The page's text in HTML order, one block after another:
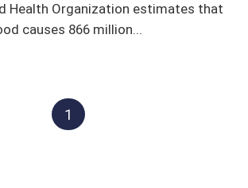
Health Organization estimates that
causes 866 million...
1